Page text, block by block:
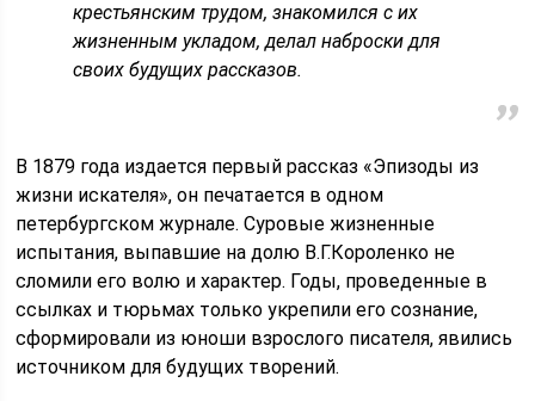
крестьянским трудом, знакомился с их
жизненным укладом, делал наброски для
своих будущих рассказов.
В 1879 года издается первый рассказ «Эпизоды из
жизни искателя», он печатается в одном
петербургском журнале. Суровые жизненные
испытания, выпавшие на долю В.Г.Короленко не
сломили его волю и характер. Годы, проведенные в
ссылках и тюрьмах только укрепили его сознание,
сформировали из юноши взрослого писателя, явились
источником для будущих творений.